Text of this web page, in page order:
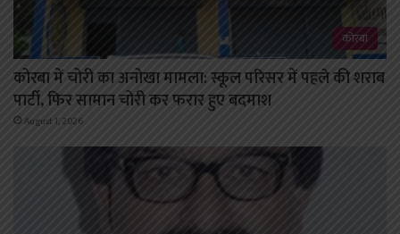
कोरबा
कोरबा में चोरी का अनोखा मामला: स्कूल परिसर में पहले की शराब
पार्टी, फिर सामान चोरी कर फरार हुए बदमाश
August 1, 2026